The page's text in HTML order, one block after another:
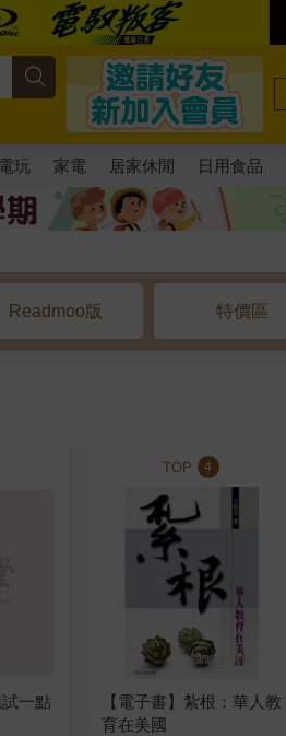
玩 家電 居家休閒 日用食品
Readmoo版 特價區
試一點
TOP 4
【電子書】紮根：華人教
育在美國